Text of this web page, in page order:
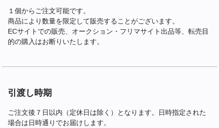
１個からご注文可能です。
商品により数量を限定して販売することがございます。
ECサイトでの販売、オークション・フリマサイト出品等、転売目
的の購入はお断りいたします。
引渡し時期
ご注文後７日以内（定休日は除く）となります。日時指定された
場合は日時通りでお届けします。